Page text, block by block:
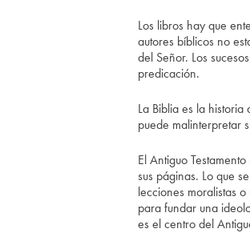
Los libros hay que
autores bíblicos no
del Señor. Los
predicación.
La Biblia es la
puede malinterpretar
El Antiguo
sus páginas. Lo que
lecciones moralistas
para fundar una
es el centro del